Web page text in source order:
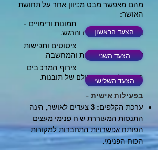
מהם מאפשר מבט מכיוון אחר על תחושת
האושר:
תמונות ודימויים -
בעולם האינטואיציה והרגש.
ציטוטים ותפישות
עולם - בעולם ההגות והמחשבה.
צירוף המרכיבים
האישי לאושר - בעולם של תובנות.
בפעילות אישית -
ערכת הקלפים: 3 צעדים לאושר, הינה
התנסות המעוררת שיח פנימי מעצים
הפותח אפשרויותהתחברותלמקורות
הכוח הפנימי.
הצעד הראשון
הצעד השלישי
הצעד השני